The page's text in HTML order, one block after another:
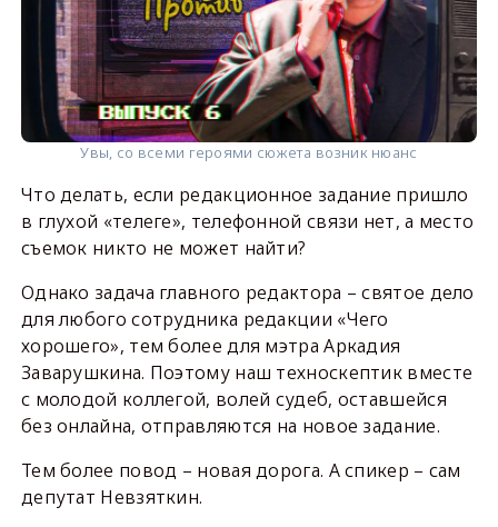
Увы, со всеми героями сюжета возник нюанс
Что делать, если редакционное задание пришло
в глухой «телеге», телефонной связи нет, а место
съемок никто не может найти?
Однако задача главного редактора – святое дело
для любого сотрудника редакции «Чего
хорошего», тем более для мэтра Аркадия
Заварушкина. Поэтому наш техноскептик вместе
с молодой коллегой, волей судеб, оставшейся
без онлайна, отправляются на новое задание.
Тем более повод – новая дорога. А спикер – сам
депутат Невзяткин.